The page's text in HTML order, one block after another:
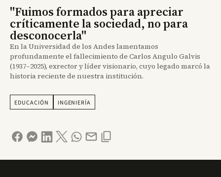
"Fuimos formados para apreciar
críticamente la sociedad, no para
desconocerla"
En la Universidad de los Andes lamentamos
profundamente el fallecimiento de Carlos Angulo Galvis
(1937–2025), exrector y líder visionario, cuyo legado marcó la
historia reciente de nuestra institución.
EDUCACIÓN INGENIERÍA